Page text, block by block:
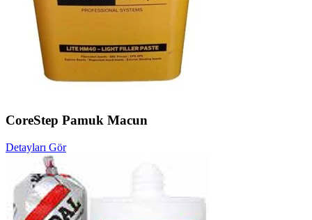
CoreStep Pamuk Macun
Detayları Gör